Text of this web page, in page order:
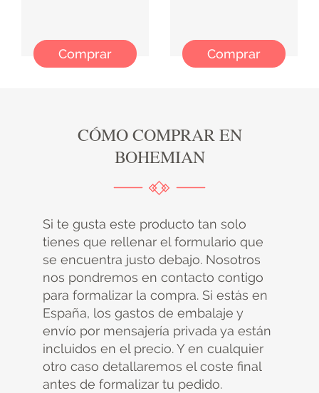
Comprar Comprar
CÓMO COMPRAR EN
BOHEMIAN
Si te gusta este producto tan solo
tienes que rellenar el formulario que
se encuentra justo debajo. Nosotros
nos pondremos en contacto contigo
para formalizar la compra. Si estás en
España, los gastos de embalaje y
envío por mensajería privada ya están
incluidos en el precio. Y en cualquier
otro caso detallaremos el coste final
antes de formalizar tu pedido.